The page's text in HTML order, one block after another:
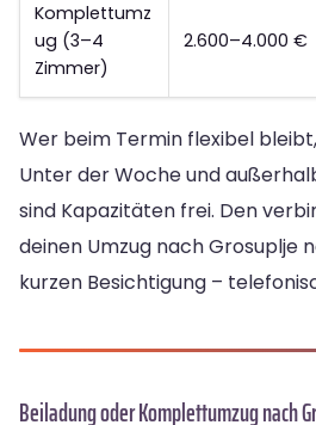
Komplettumz
ug (3–4
Zimmer)
2.600–4.000 €
Wer beim Termin flexibel
Unter der Woche und
sind Kapazitäten frei. Den
deinen Umzug nach Grosuplje
kurzen Besichtigung –
Beiladung oder Komplettumzug nach